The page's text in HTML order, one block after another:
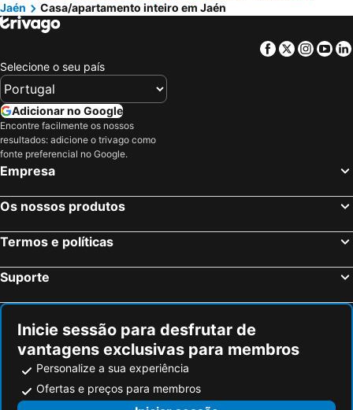
Jaén
Casa/apartamento inteiro em Jaén
Facebook
Twitter
Selecione o seu país
Adicionar no Google
Encontre facilmente os nossos
resultados: adicione o trivago como
fonte preferencial no Google.
Empresa
Os nossos produtos
Termos e políticas
Suporte
Inicie sessão para desfrutar de
vantagens exclusivas para membros
Personalize a sua experiência
Ofertas e preços para membros